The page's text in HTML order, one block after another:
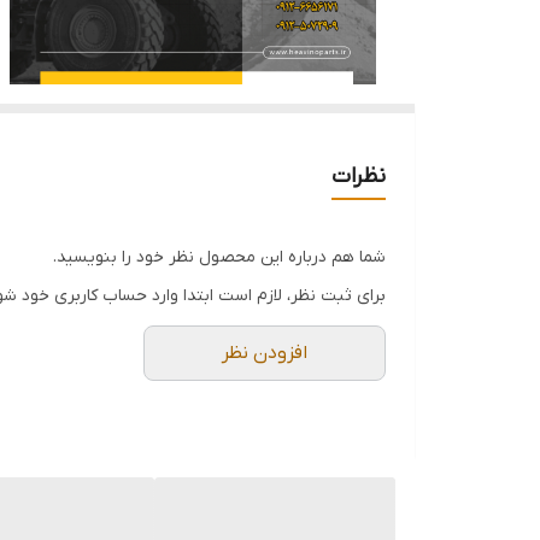
نظرات
شما هم درباره این محصول نظر خود را بنویسید.
برای ثبت نظر، لازم است ابتدا وارد حساب کاربری خود
افزودن نظر